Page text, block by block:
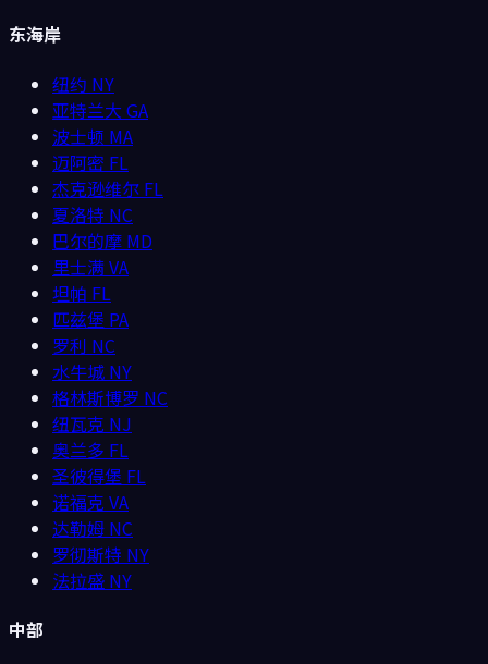
东海岸
纽约 NY
亚特兰大 GA
波士顿 MA
迈阿密 FL
杰克逊维尔 FL
夏洛特 NC
巴尔的摩 MD
里士满VA
坦帕 FL
匹兹堡 PA
罗利 NC
水牛城 NY
格林斯博罗 NC
纽瓦克 NJ
奥兰多 FL
圣彼得堡 FL
诺福克 VA
达勒姆 NC
罗彻斯特 NY
法拉盛 NY
中部